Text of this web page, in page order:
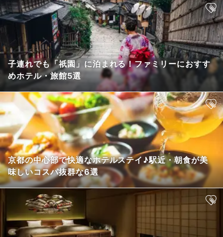
子連れでも「祇園」に泊まれる！ファミリーにおすす
めホテル・旅館5選
京都の中心部で快適なホテルステイ♪駅近・朝食が美
味しいコスパ抜群な6選